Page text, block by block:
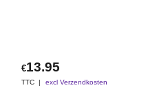
€13.95
TTC excl Verzendkosten